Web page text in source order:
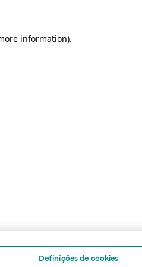
information).
Definições de cookies